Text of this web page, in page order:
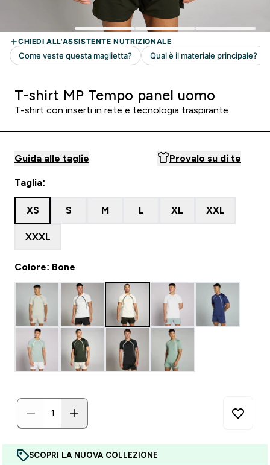
T-shirt MP Tempo panel uomo
T-shirt con inserti in rete e tecnologia traspirante
Guida alle taglie Provalo su di te
Taglia:
XS S M L XL XXL
XXXL
Colore: Bone
SCOPRI LA NUOVA COLLEZIONE